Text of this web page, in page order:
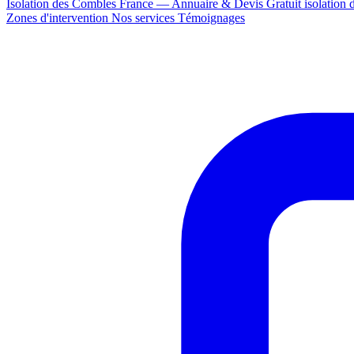
Isolation des Combles France — Annuaire & Devis Gratuit isolation
Zones d'intervention Nos services Témoignages